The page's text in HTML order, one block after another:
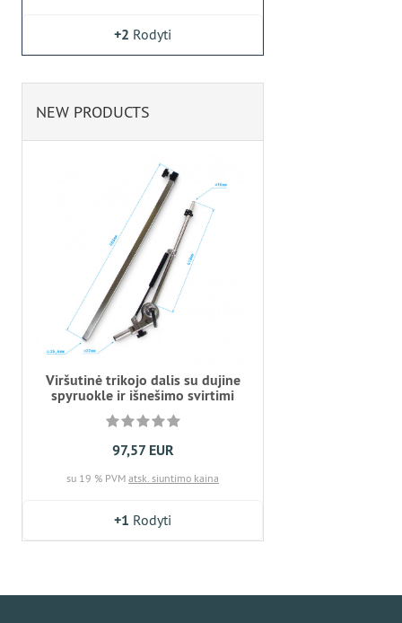
+2 Rodyti
NEW PRODUCTS
Viršutinė trikojo dalis su dujine
spyruokle ir išnešimo svirtimi
97,57 EUR
su 19 % PVM atsk. siuntimo kaina
+1 Rodyti